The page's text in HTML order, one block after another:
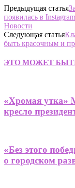
Предыдущая статья
появилась в
Новости
Следующая статья
быть красочным и
ЭТО МОЖЕТ
«Хромая утка»
кресло
«Без этого
о городском